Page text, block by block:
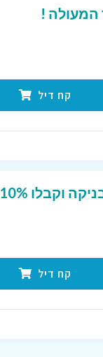
המעולה !
קח דיל
הצטרפו למועדון החברים של אורבניקה וקבלו 10%
קח דיל